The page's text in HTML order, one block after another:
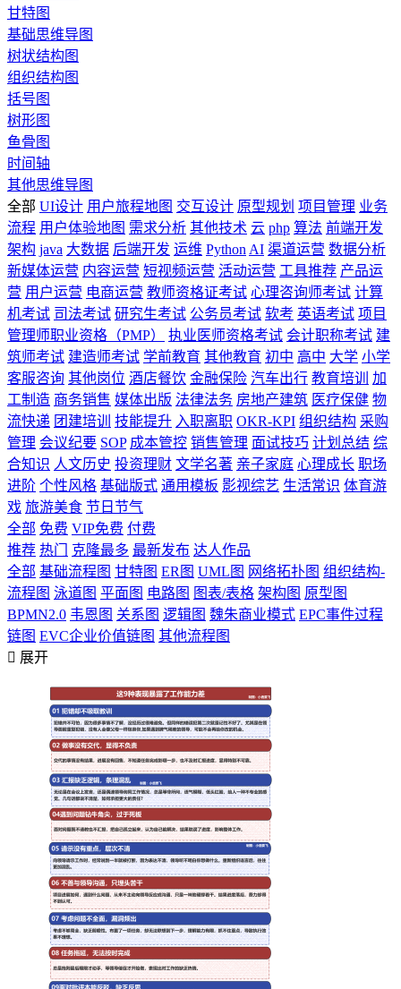
甘特图
基础思维导图
树状结构图
组织结构图
括号图
树形图
鱼骨图
时间轴
其他思维导图
全部 UI设计 用户旅程地图 交互设计 原型规划 项目管理 业务
流程 用户体验地图 需求分析 其他技术 云 php 算法 前端开发
架构 java 大数据 后端开发 运维 Python AI 渠道运营 数据分析
新媒体运营 内容运营 短视频运营 活动运营 工具推荐 产品运
营 用户运营 电商运营 教师资格证考试 心理咨询师考试 计算
机考试 司法考试 研究生考试 公务员考试 软考 英语考试 项目
管理师职业资格（PMP）
执业医师资格考试 会计职称考试 建
筑师考试 建造师考试 学前教育 其他教育 初中 高中 大学 小学
客服咨询 其他岗位 酒店餐饮 金融保险 汽车出行 教育培训
加
工制造 商务销售 媒体出版 法律法务 房地产建筑 医疗保健 物
流快递 团建培训 技能提升 入职离职 OKR-KPI 组织结构 采购
管理 会议纪要 SOP 成本管控 销售管理 面试技巧 计划总结 综
合知识 人文历史 投资理财 文学名著 亲子家庭 心理成长 职场
进阶 个性风格 基础版式 通用模板 影视综艺 生活常识 体育游
戏 旅游美食 节日节气
全部 免费 VIP免费 付费
推荐 热门 克隆最多 最新发布 达人作品
全部 基础流程图 甘特图 ER图 UML图 网络拓扑图 组织结构-
流程图 泳道图 平面图 电路图 图表/表格 架构图 原型图
BPMN2.0 韦恩图 关系图 逻辑图 魏朱商业模式 EPC事件过程
链图 EVC企业价值链图 其他流程图
 展开